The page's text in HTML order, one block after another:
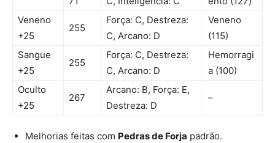
Veneno
+25
255
Força: C, Destreza:
C, Arcano: D
Veneno
(115)
Sangue
+25
255
Força: C, Destreza:
C, Arcano: D
Hemorragi
a (100)
Oculto
+25
267
Arcano: B, Força: E,
Destreza: D
–
Melhorias feitas com Pedras de Forja padrão.